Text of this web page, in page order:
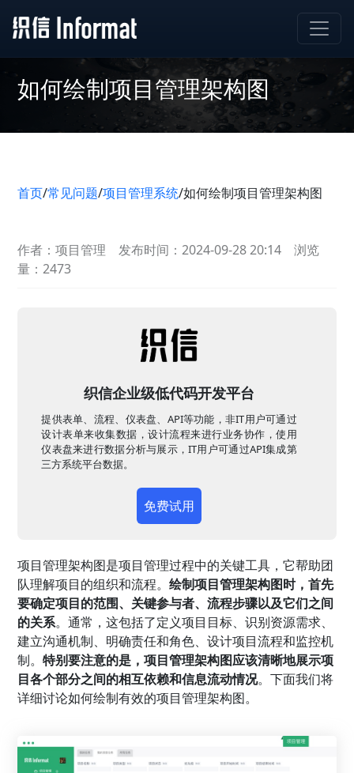
如何绘制项目管理架构图
首页/常见问题/项目管理系统/如何绘制项目管理架构图
作者：项目管理 发布时间：2024-09-28 20:14
浏览
量：2473
织信企业级低代码开发平台
提供表单、流程、仪表盘、API等功能，非IT用户可通过
设计表单来收集数据，设计流程来进行业务协作，使用
仪表盘来进行数据分析与展示，IT用户可通过API集成第
三方系统平台数据。
免费试用
项目管理架构图是项目管理过程中的关键工具，它帮助团
队理解项目的组织和流程。绘制项目管理架构图时，首先
要确定项目的范围、关键参与者、流程步骤以及它们之间
的关系。通常，这包括了定义项目目标、识别资源需求、
建立沟通机制、明确责任和角色、设计项目流程和监控机
制。特别要注意的是，项目管理架构图应该清晰地展示项
目各个部分之间的相互依赖和信息流动情况。下面我们将
详细讨论如何绘制有效的项目管理架构图。